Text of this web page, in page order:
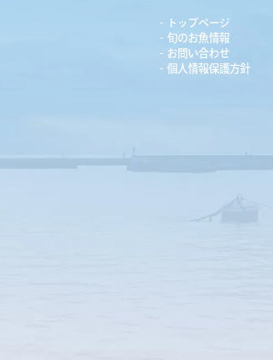
トップページ
旬のお魚情報
お問い合わせ
個人情報保護方針